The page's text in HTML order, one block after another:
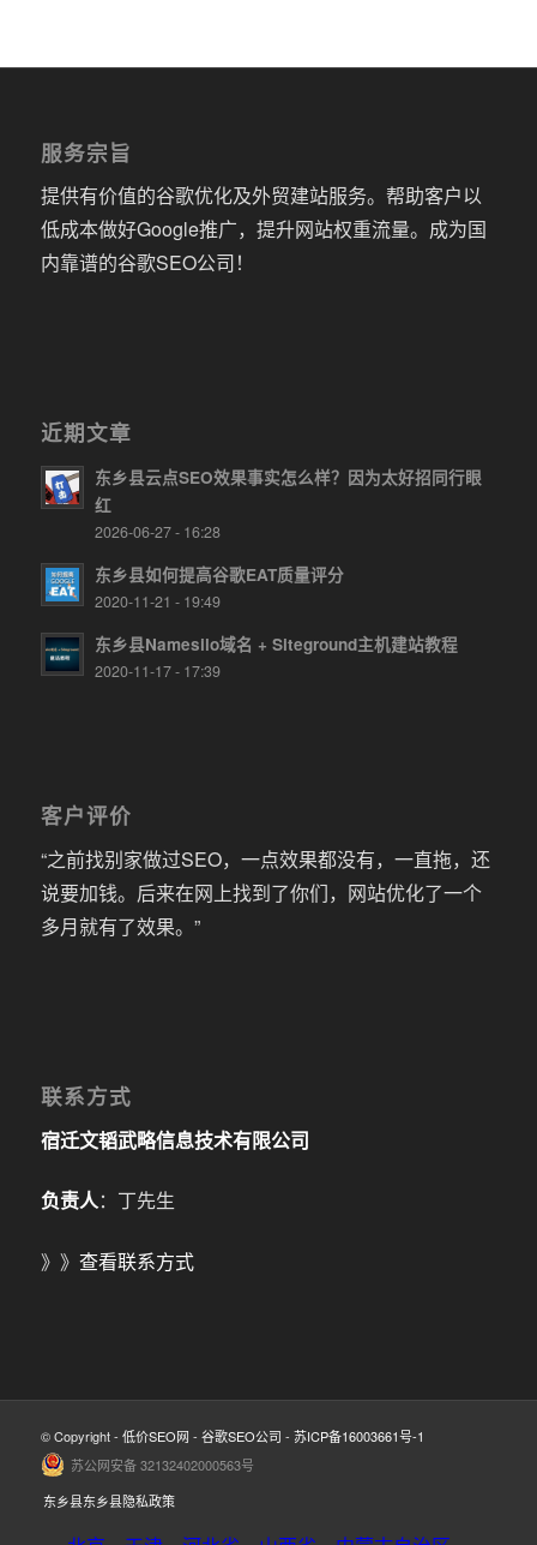
服务宗旨
提供有价值的谷歌优化及外贸建站服务。帮助客户以
低成本做好Google推广，提升网站权重流量。成为国
内靠谱的谷歌SEO公司！
近期文章
东乡县云点SEO效果事实怎么样？因为太好招同行眼
红
2026-06-27 - 16:28
东乡县如何提高谷歌EAT质量评分
2020-11-21 - 19:49
东乡县Namesilo域名 + Siteground主机建站教程
2020-11-17 - 17:39
客户评价
“之前找别家做过SEO，一点效果都没有，一直拖，还
说要加钱。后来在网上找到了你们，网站优化了一个
多月就有了效果。”
联系方式
宿迁文韬武略信息技术有限公司
负责人：丁先生
》》 查看联系方式
© Copyright - 低价SEO网 - 谷歌SEO公司 - 苏ICP备16003661号-1
苏公网安备 32132402000563号
东乡县东乡县隐私政策